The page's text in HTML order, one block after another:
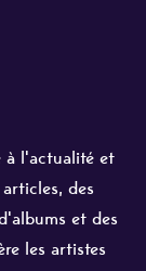
à l'actualité et
des
et des
les artistes